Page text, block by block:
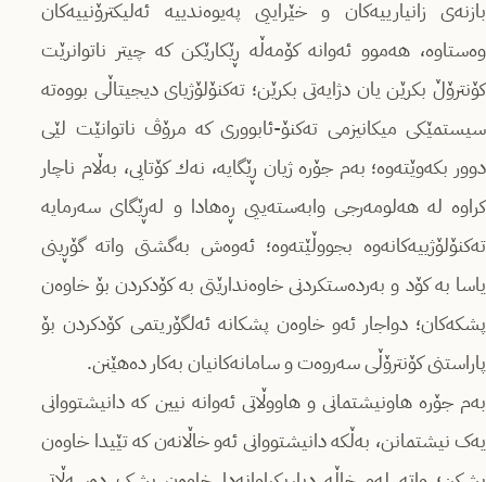
بازنەی زانیارییەكان و خێراییی پەیوەندییە ئەلیكترۆنییەكان
وەستاوە، هەموو ئەوانە كۆمەڵە ڕێكارێكن کە چیتر ناتوانرێت
کۆنترۆڵ بکرێن یان دژایەتی بکرێن؛ تەكنۆلۆژیای دیجیتاڵی بووەتە
سیستمێکی میکانیزمی تەکنۆ-ئابووری کە مرۆڤ ناتوانێت لێی
دوور بکەوێتەوە؛ بەم جۆرە ژیان ڕێگایە، نەك كۆتایی، بەڵام ناچار
كراوە لە هەلومەرجی وابەستەییی ڕەهادا و لەڕێگای سەرمایە
تەكنۆلۆژییەكانەوە بجووڵێتەوە؛ ئەوەش بەگشتی واتە گۆڕینی
یاسا بە کۆد و بەردەستکردنی خاوەندارێتی بە کۆدکردن بۆ خاوەن
پشکەکان؛ دواجار ئەو خاوەن پشکانە ئەلگۆریتمی کۆدکردن بۆ
پاراستنی کۆنترۆڵی سەروەت و سامانەکانیان بەکار دەهێنن.
بەم جۆرە هاونیشتمانی و هاووڵاتی ئەوانە نیین كە دانیشتووانی
یەک نیشتمانن، بەڵكە دانیشتووانی ئەو خاڵانەن كە تێیدا خاوەن